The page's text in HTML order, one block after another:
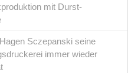
mit Durst-
Sczepanski seine
immer wieder